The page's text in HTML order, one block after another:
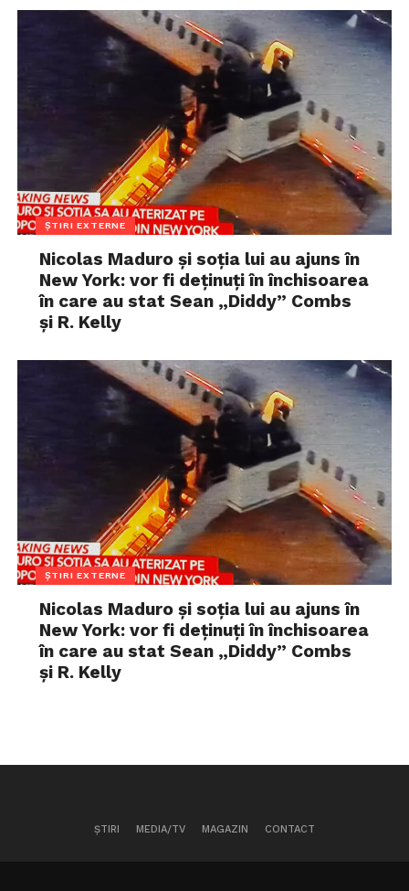
ȘTIRI EXTERNE
Nicolas Maduro și soția lui au ajuns în
New York: vor fi deținuți în închisoarea
în care au stat Sean „Diddy” Combs
și R. Kelly
ȘTIRI EXTERNE
Nicolas Maduro și soția lui au ajuns în
New York: vor fi deținuți în închisoarea
în care au stat Sean „Diddy” Combs
și R. Kelly
ȘTIRI MEDIA/TV MAGAZIN CONTACT